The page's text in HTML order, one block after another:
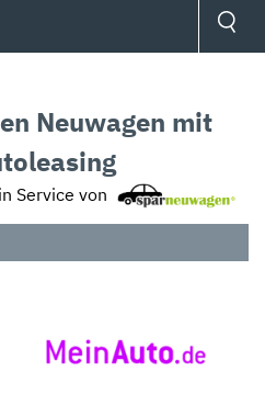
Neuwagen mit
Service von